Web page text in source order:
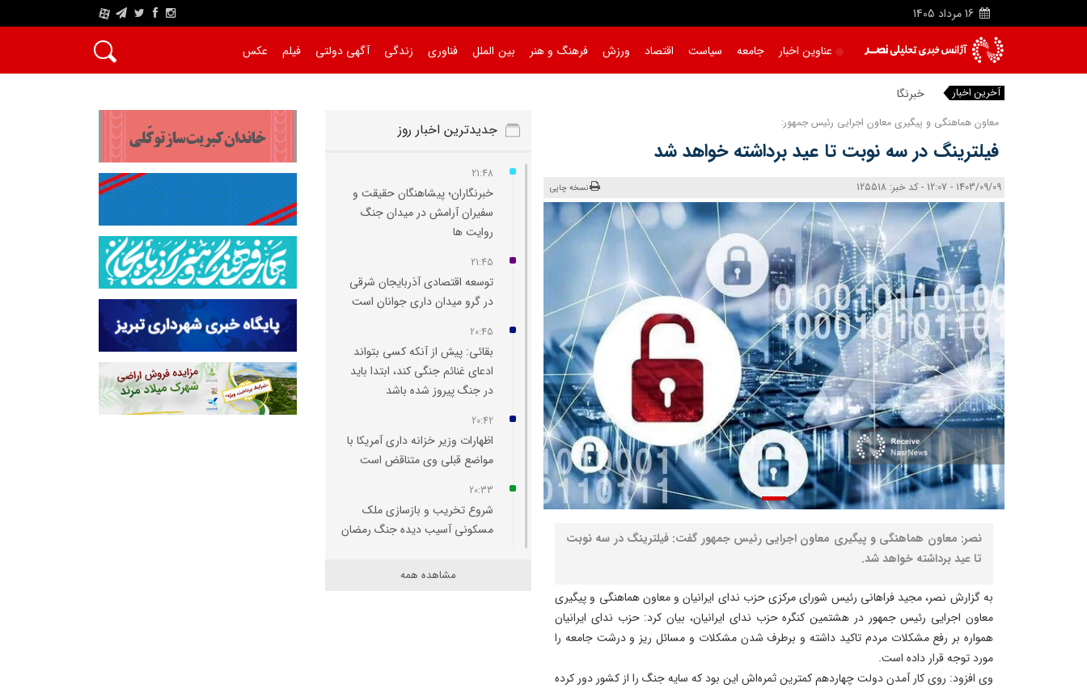
16 مرداد 1405
A
عناوین اخبار جامعه سیاست اقتصاد ورزش فرهنگ و هنر بین الملل فناوری زندگی آگهی دولتی فیلم عکس
آخرین اخبار خبرنگار
معاون هماهنگی و پیگیری معاون اجرایی رئیس جمهور:
فیلترینگ در سه نوبت تا عید برداشته خواهد شد
1403/09/09 - 12:07 - کد خبر: 125518 نسخه چاپی
نصر: معاون هماهنگی و پیگیری معاون اجرایی رئیس جمهور گفت: فیلترینگ در سه نوبت
تا عید برداشته خواهد شد.
به گزارش نصر، مجید فراهانی رئیس شورای مرکزی حزب ندای ایرانیان و معاون هماهنگی و پیگیری
معاون اجرایی رئیس جمهور در هشتمین کنگره حزب ندای ایرانیان، بیان کرد: حزب ندای ایرانیان
همواره بر رفع مشکلات مردم تاکید داشته و برطرف شدن مشکلات و مسائل ریز و درشت جامعه را
مورد توجه قرار داده است.
وی افزود: روی کار آمدن دولت چهاردهم کمترین ثمره‌اش این بود که سایه جنگ را از کشور دور کرده
جدیدترین اخبار روز
21:48
خبرنگاران؛ پیشاهنگان حقیقت و
سفیران آرامش در میدان جنگ
روایت‌ ها
21:45
توسعه اقتصادی آذربایجان شرقی
در گرو میدان‌ داری جوانان است
20:45
بقائی: پیش از آنکه کسی بتواند
ادعای غنائم جنگی کند، ابتدا باید
در جنگ پیروز شده باشد
20:42
اظهارات وزیر خزانه‌ داری آمریکا با
مواضع قبلی وی متناقض است
20:33
شروع تخریب و بازسازی ملک
مسکونی آسیب‌ دیده جنگ رمضان
اتفاقی بی سابقه در تخصیص
مشاهده همه